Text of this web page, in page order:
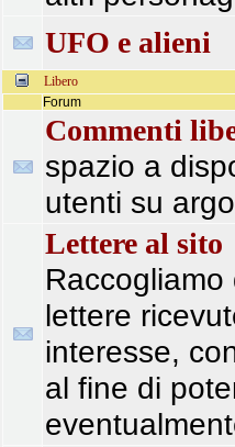
UFO e alieni
Libero
Forum
Commenti
spazio a
utenti su
Lettere al sito
lettere
interesse,
al fine di